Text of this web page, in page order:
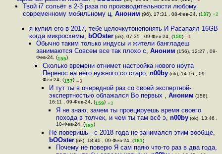
Твой i7 сольёт в 2-3 раза по производительности любому
современному мобильному ц, Аноним (96), 17:31 , 08-Фев-24, (137) +2
я купил его в 2017, тебе целочкутонепонять И Расапаял 16GB
когда микросхемы, bOOster (ok), 07:35 , 09-Фев-24, (150) –1
Обычно таким только индусы и жители бангладеш
занимаются Совсем все так плохо с, Аноним (156), 12:27 , 09-
Фев-24, (155)
Сколько времени отнимет настройка нового ноута
Перенос на него нужного со старо, n00by(ok), 14:16 , 09-
Фев-24, (157) –3
И тут ты в очередной раз со своей экспертной-
экспертностью облажался Во первых ,Аноним (156),
16:11 , 09-Фев-24, (159) +3
Я не знаю, зачем ты проецируешь время своего
похода в толчек, и чем ты там всё э, n00by(ok), 13:46 ,
10-Фев-24, (163)
Не поверишь - с 2018 года не занимался этим вообще,
bOOster (ok), 18:40 , 09-Фев-24, (161)
Почему не поверю Я сам паяю что-то раз в два года,